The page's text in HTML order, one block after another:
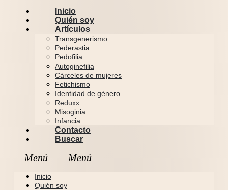
Inicio
Quién soy
Artículos
Transgenerismo
Pederastia
Pedofilia
Autoginefilia
Cárceles de mujeres
Fetichismo
Identidad de género
Reduxx
Misoginia
Infancia
Contacto
Buscar
Inicio
Quién soy